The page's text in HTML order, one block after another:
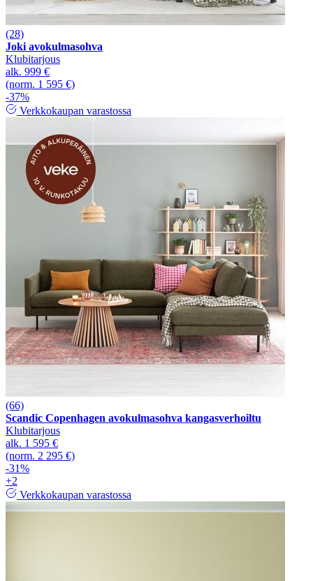
(28)
Joki avokulmasohva
Klubitarjous
alk. 999 €
(norm. 1 595 €)
-37%
Verkkokaupan varastossa
(66)
Scandic Copenhagen avokulmasohva kangasverhoiltu
Klubitarjous
alk. 1 595 €
(norm. 2 295 €)
-31%
+2
Verkkokaupan varastossa